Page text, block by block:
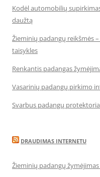
Kodėl automobilių
daužtą
Žieminių padangų reikšmės
taisykles
Renkantis padangas
Vasarinių padangų pirkimo
Svarbus padangų
DRAUDIMAS INTERNETU
Žieminių padangų